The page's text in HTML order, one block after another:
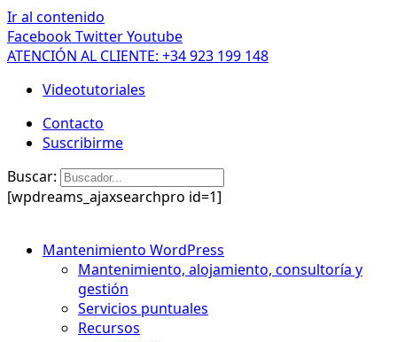
Ir al contenido
FacebookTwitterYoutube
ATENCIÓN AL CLIENTE: +34 923 199 148
Videotutoriales
Contacto
Suscribirme
Buscar:
[wpdreams_ajaxsearchpro id=1]
Mantenimiento WordPress
Mantenimiento, alojamiento, consultoría y
gestión
Servicios puntuales
Recursos